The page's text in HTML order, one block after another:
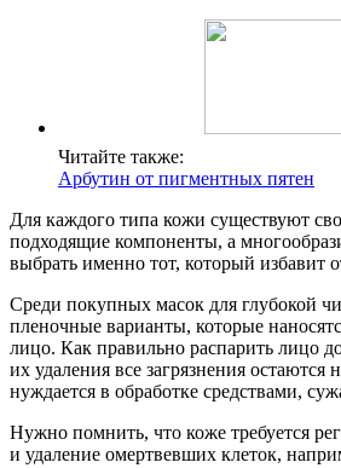
Читайте также:
Арбутин от пигментных пятен
Для каждого типа кожи существуют
подходящие компоненты, а
выбрать именно тот, который избавит
Среди покупных масок для глубокой
пленочные варианты, которые
лицо. Как правильно распарить лицо
их удаления все загрязнения остаются
нуждается в обработке средствами,
Нужно помнить, что коже требуется
и удаление омертвевших клеток,